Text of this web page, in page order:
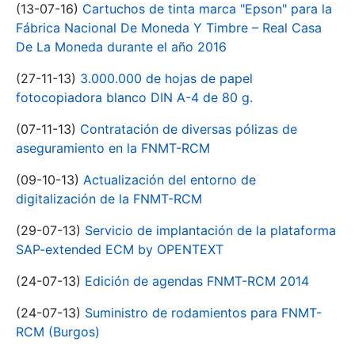
(13-07-16) Cartuchos de tinta marca "Epson" para la
Fábrica Nacional De Moneda Y Timbre – Real Casa
De La Moneda durante el año 2016
(27-11-13) 3.000.000 de hojas de papel
fotocopiadora blanco DIN A-4 de 80 g.
(07-11-13) Contratación de diversas pólizas de
aseguramiento en la FNMT-RCM
(09-10-13) Actualización del entorno de
digitalización de la FNMT-RCM
(29-07-13) Servicio de implantación de la plataforma
SAP-extended ECM by OPENTEXT
(24-07-13) Edición de agendas FNMT-RCM 2014
(24-07-13) Suministro de rodamientos para FNMT-
RCM (Burgos)